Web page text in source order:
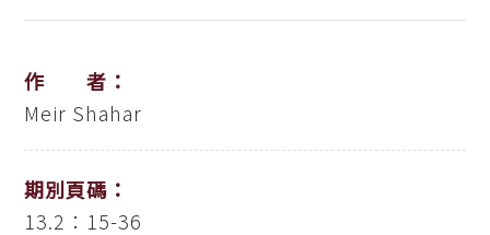
作 者：
Meir Shahar
期別頁碼：
13.2：15-36